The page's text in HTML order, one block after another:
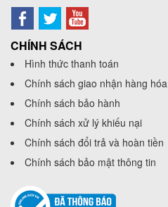
CHÍNH SÁCH
Hình thức thanh toán
Chính sách giao nhận hàng hóa
Chính sách bảo hành
Chính sách xử lý khiếu nại
Chính sách đổi trả và hoàn tiền
Chính sách bảo mật thông tin